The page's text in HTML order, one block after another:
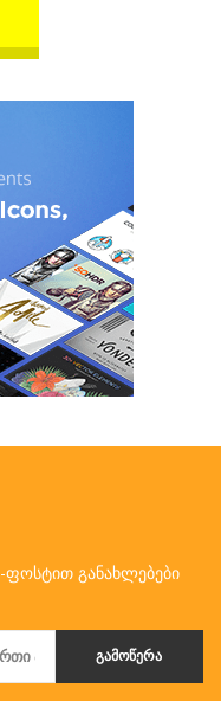
განახლებები
ᲒᲐᲛᲝᲬᲔᲠᲐ